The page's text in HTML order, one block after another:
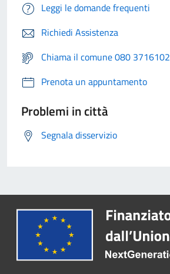
Leggi le domande frequenti
Richiedi Assistenza
Chiama il comune 080 3716102
Prenota un appuntamento
Problemi in città
Segnala disservizio